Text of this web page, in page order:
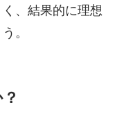
、結果的に理想
。